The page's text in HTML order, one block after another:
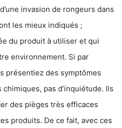
invasion de rongeurs dans
les mieux indiqués ;
du produit à utiliser et qui
environnement. Si par
présentiez des symptômes
pas d’inquiétude. Ils
des pièges très efficaces
produits. De ce fait, avec ces